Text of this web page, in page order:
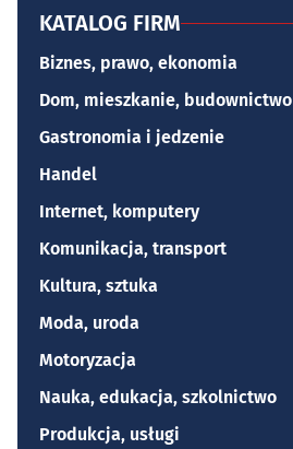
KATALOG FIRM
Biznes, prawo, ekonomia
Dom, mieszkanie, budownictwo
Gastronomia i jedzenie
Handel
Internet, komputery
Komunikacja, transport
Kultura, sztuka
Moda, uroda
Motoryzacja
Nauka, edukacja, szkolnictwo
Produkcja, usługi